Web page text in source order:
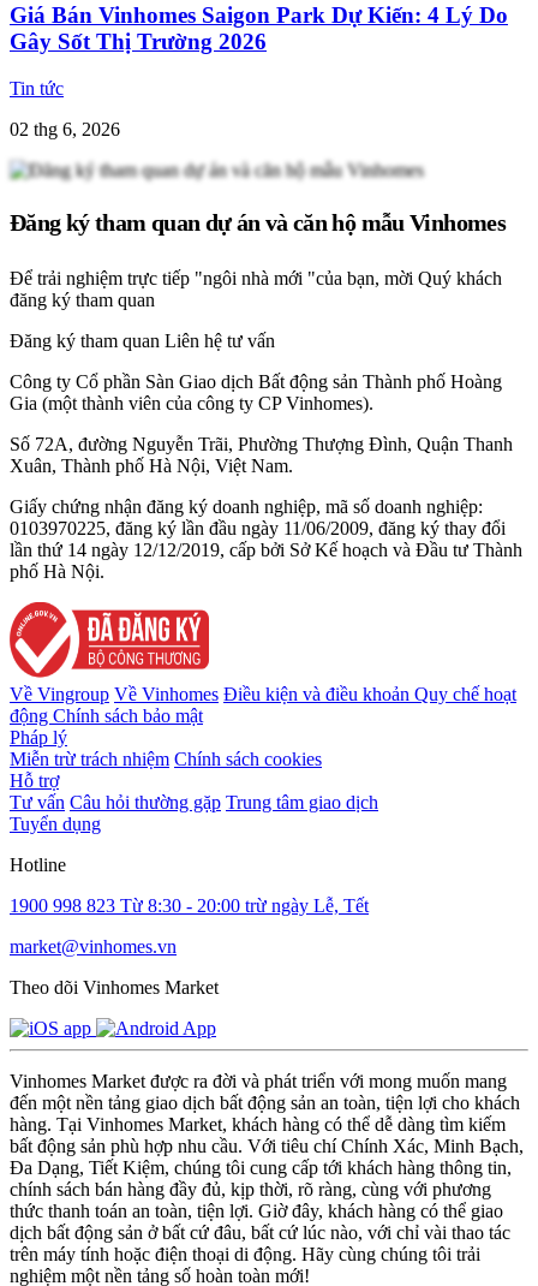
Giá Bán Vinhomes Saigon Park Dự Kiến: 4 Lý Do
Gây Sốt Thị Trường 2026
Tin tức
02 thg 6, 2026
Đăng ký tham quan dự án và căn hộ mẫu Vinhomes
Để trải nghiệm trực tiếp "ngôi nhà mới "của bạn, mời Quý khách
đăng ký tham quan
Đăng ký tham quan Liên hệ tư vấn
Công ty Cổ phần Sàn Giao dịch Bất động sản Thành phố Hoàng
Gia (một thành viên của công ty CP Vinhomes).
Số 72A, đường Nguyễn Trãi, Phường Thượng Đình, Quận Thanh
Xuân, Thành phố Hà Nội, Việt Nam.
Giấy chứng nhận đăng ký doanh nghiệp, mã số doanh nghiệp:
0103970225, đăng ký lần đầu ngày 11/06/2009, đăng ký thay đổi
lần thứ 14 ngày 12/12/2019, cấp bởi Sở Kế hoạch và Đầu tư Thành
phố Hà Nội.
Về Vingroup Về Vinhomes Điều kiện và điều khoản Quy chế hoạt
động Chính sách bảo mật
Pháp lý
Miễn trừ trách nhiệm Chính sách cookies
Hỗ trợ
Tư vấn Câu hỏi thường gặp Trung tâm giao dịch
Tuyển dụng
Hotline
1900 998 823 Từ 8:30 - 20:00 trừ ngày Lễ, Tết
market@vinhomes.vn
Theo dõi Vinhomes Market
Vinhomes Market được ra đời và phát triển với mong muốn mang
đến một nền tảng giao dịch bất động sản an toàn, tiện lợi cho khách
hàng. Tại Vinhomes Market, khách hàng có thể dễ dàng tìm kiếm
bất động sản phù hợp nhu cầu. Với tiêu chí Chính Xác, Minh Bạch,
Đa Dạng, Tiết Kiệm, chúng tôi cung cấp tới khách hàng thông tin,
chính sách bán hàng đầy đủ, kịp thời, rõ ràng, cùng với phương
thức thanh toán an toàn, tiện lợi. Giờ đây, khách hàng có thể giao
dịch bất động sản ở bất cứ đâu, bất cứ lúc nào, với chỉ vài thao tác
trên máy tính hoặc điện thoại di động. Hãy cùng chúng tôi trải
nghiệm một nền tảng số hoàn toàn mới!